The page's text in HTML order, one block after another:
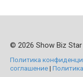
© 2026 Show Biz Star
Политика
соглашение|